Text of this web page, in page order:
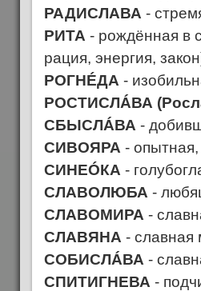
РАДИСЛАВА -
РИТА - рождённая в
рация, энергия,
РОГНÉДА -
РОСТИСЛÁВА
СБЫСЛÁВА -
СИВОЯРА -
СИНЕÓКА -
СЛАВОЛЮБА -
СЛАВОМИРА -
СЛАВЯНА - славная
СОБИСЛÁВА -
СПИТИГНЕВА -